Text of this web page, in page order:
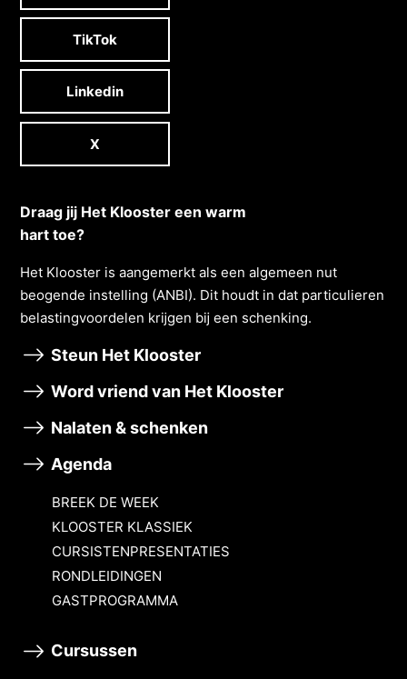
TikTok
Linkedin
X
Draag jij Het Klooster een warm
hart toe?
Het Klooster is aangemerkt als een algemeen nut
beogende instelling (ANBI). Dit houdt in dat particulieren
belastingvoordelen krĳgen bĳ een schenking.
Steun Het Klooster
Word vriend van Het Klooster
Nalaten & schenken
Agenda
BREEK DE WEEK
KLOOSTER KLASSIEK
CURSISTENPRESENTATIES
RONDLEIDINGEN
GASTPROGRAMMA
Cursussen